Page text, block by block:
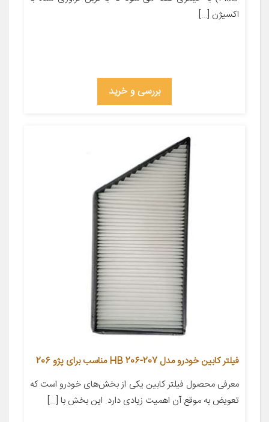
اکسیژن […]
بررسی و خرید
فیلتر کابین خودرو مدل HB 206-207 مناسب برای پژو 206
معرفی محصول فیلتر کابین یکی از بخش‌های خودرو است که
تعویض به موقع آن اهمیت زیادی دارد. این بخش با […]